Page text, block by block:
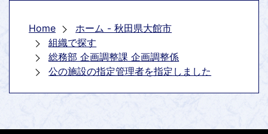
Home
ホーム - 秋田県大館市
組織で探す
総務部 企画調整課 企画調整係
公の施設の指定管理者を指定しました